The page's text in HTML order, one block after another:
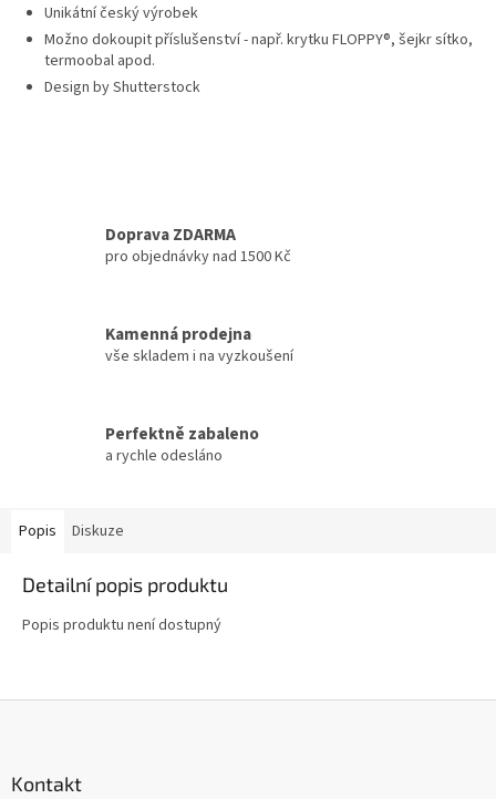
Unikátní český výrobek
Možno dokoupit příslušenství - např. krytku FLOPPY®, šejkr sítko,
termoobal apod.
Design by Shutterstock
Doprava ZDARMA
pro objednávky nad 1500 Kč
Kamenná prodejna
vše skladem i na vyzkoušení
Perfektně zabaleno
a rychle odesláno
Popis Diskuze
Detailní popis produktu
Popis produktu není dostupný
Kontakt